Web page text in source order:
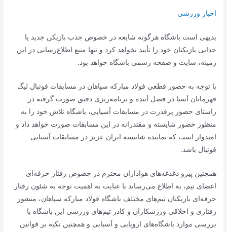
اخبار ورزشی
بدیهی است باشگاه هرگونه شایعه در خصوص جذب بازیکن جدید یا
جدایی بازیکنان خود را تأیید نخواهد کرد و تنها منبع اطلاع‌رسانی در این
زمینه، سایت و صفحه رسمی باشگاه خواهد بود.
با توجه به حضور قطعی فولاد مبارکه سپاهان در مسابقات فوتبال لیگ
قهرمانان آسیا در فصل آینده و برنامه‌ریزی دقیق صورت گرفته در
راستای حضور پرقدرت در مسابقات آسیایی، باشگاه تلاش خود را به
منظور حضور شایسته و مقتدرانه در این مسابقات صورت خواهد داد و
امیدوار است که نماینده شایسته ایران عزیز در مسابقات آسیایی
فوتبال باشد.
همچنین پیرو دغدغه‌های هواداران محترم در خصوص رفتار حرفه‌ای
اعضای تیم، به اطلاع می‌رساند با عنایت به اهمیت توجه به شئون رفتار
حرفه‌ای بازیکنان تیم‌های مختلف باشگاه فولاد مبارکه سپاهان، منشور
رفتاری و اخلاقی ورزشکاران و کادر تیم‌های ورزشی این باشگاه با
بررسی موارد باشگاه‌های اروپایی و آسیایی و همچنین تکیه بر قوانین